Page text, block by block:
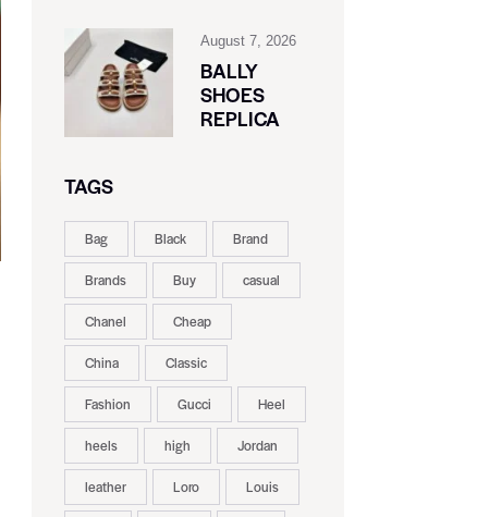
August 7, 2026
BALLY
SHOES
REPLICA
TAGS
Bag Black Brand
Brands Buy casual
Chanel Cheap
China Classic
Fashion Gucci Heel
heels high Jordan
leather Loro Louis